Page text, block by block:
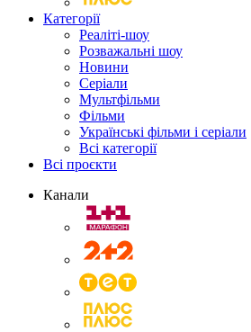
Категорії
Реаліті-шоу
Розважальні шоу
Новини
Серіали
Мультфільми
Фільми
Українські фільми і серіали
Всі категорії
Всі проєкти
Канали